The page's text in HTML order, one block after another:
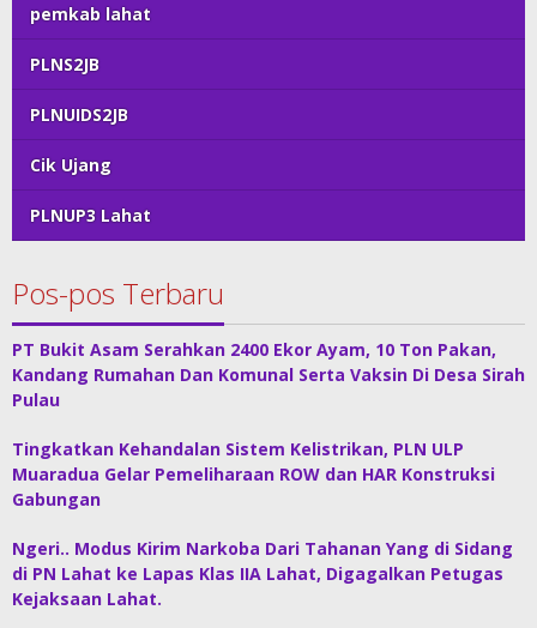
pemkab lahat
PLNS2JB
PLNUIDS2JB
Cik Ujang
PLNUP3 Lahat
Pos-pos Terbaru
PT Bukit Asam Serahkan 2400 Ekor Ayam, 10 Ton Pakan,
Kandang Rumahan Dan Komunal Serta Vaksin Di Desa Sirah
Pulau
Tingkatkan Kehandalan Sistem Kelistrikan, PLN ULP
Muaradua Gelar Pemeliharaan ROW dan HAR Konstruksi
Gabungan
Ngeri.. Modus Kirim Narkoba Dari Tahanan Yang di Sidang
di PN Lahat ke Lapas Klas IIA Lahat, Digagalkan Petugas
Kejaksaan Lahat.